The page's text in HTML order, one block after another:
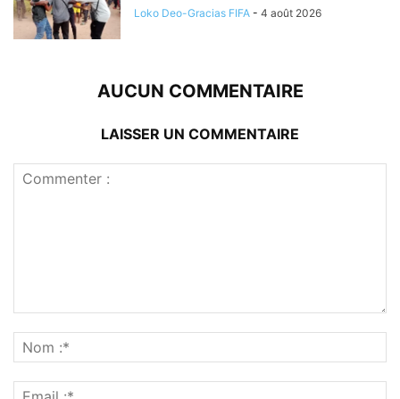
Loko Deo-Gracias FIFA - 4 août 2026
AUCUN COMMENTAIRE
LAISSER UN COMMENTAIRE